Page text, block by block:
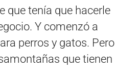
que tenía que hacerle
Y comenzó a
perros y gatos. Pero
que tienen